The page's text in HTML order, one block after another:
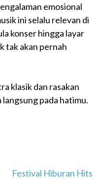
emosional
ini selalu relevan di
konser hingga layar
tak akan pernah
klasik dan rasakan
pada hatimu.
Festival Hiburan Hits